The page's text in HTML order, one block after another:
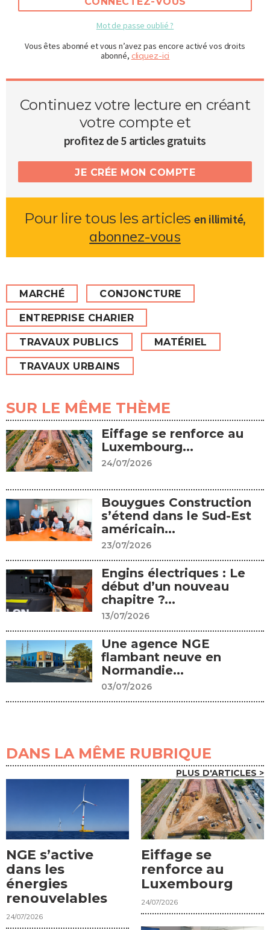
Mot de passe oublié ?
Vous êtes abonné et vous n’avez pas encore activé vos droits
abonné, cliquez-ici
Continuez votre lecture en créant
votre compte et
profitez de 5 articles gratuits
JE CRÉE MON COMPTE
Pour lire tous les articlesen illimité,
abonnez-vous
MARCHÉ CONJONCTURE
ENTREPRISE CHARIER
TRAVAUX PUBLICS MATÉRIEL
TRAVAUX URBAINS
SUR LE MÊME THÈME
Eiffage se renforce au
Luxembourg...
24/07/2026
Bouygues Construction
s’étend dans le Sud-Est
américain...
23/07/2026
Engins électriques : Le
début d’un nouveau
chapitre ?...
13/07/2026
Une agence NGE
flambant neuve en
Normandie...
03/07/2026
DANS LA MÊME RUBRIQUE
PLUS D'ARTICLES >
NGE s’active
dans les
énergies
renouvelables
24/07/2026
Eiffage se
renforce au
Luxembourg
24/07/2026